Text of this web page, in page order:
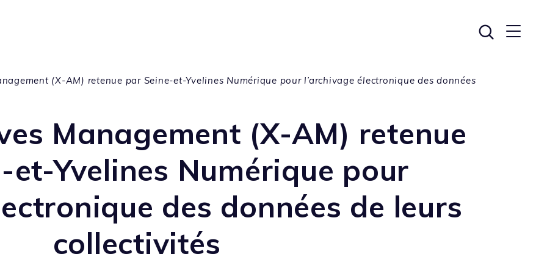
(X-AM) retenue par Seine-et-Yvelines Numérique pour l’archivage électronique des données
Management (X-AM) retenue
et-Yvelines Numérique pour
des données de leurs
collectivités